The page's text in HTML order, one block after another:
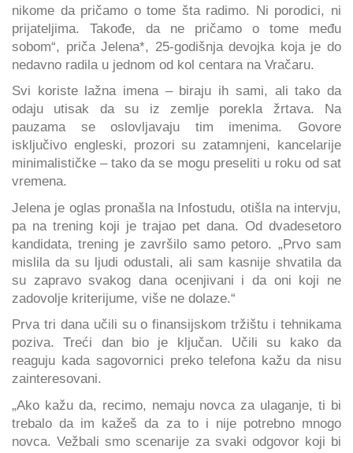
nikome da pričamo o tome šta radimo. Ni porodici, ni
prijateljima. Takođe, da ne pričamo o tome među
sobom“, priča Jelena*, 25-godišnja devojka koja je do
nedavno radila u jednom od kol centara na Vračaru.
Svi koriste lažna imena – biraju ih sami, ali tako da
odaju utisak da su iz zemlje porekla žrtava. Na
pauzama se oslovljavaju tim imenima. Govore
isključivo engleski, prozori su zatamnjeni, kancelarije
minimalističke – tako da se mogu preseliti u roku od sat
vremena.
Jelena je oglas pronašla na Infostudu, otišla na intervju,
pa na trening koji je trajao pet dana. Od dvadesetoro
kandidata, trening je završilo samo petoro. „Prvo sam
mislila da su ljudi odustali, ali sam kasnije shvatila da
su zapravo svakog dana ocenjivani i da oni koji ne
zadovolje kriterijume, više ne dolaze.“
Prva tri dana učili su o finansijskom tržištu i tehnikama
poziva. Treći dan bio je ključan. Učili su kako da
reaguju kada sagovornici preko telefona kažu da nisu
zainteresovani.
„Ako kažu da, recimo, nemaju novca za ulaganje, ti bi
trebalo da im kažeš da za to i nije potrebno mnogo
novca. Vežbali smo scenarije za svaki odgovor koji bi